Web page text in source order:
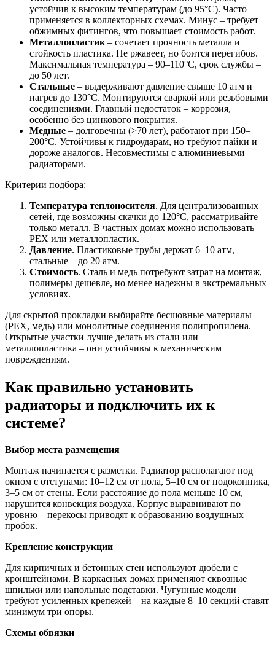
устойчив к высоким температурам (до 95°C). Часто
применяется в коллекторных схемах. Минус – требует
обжимных фитингов, что повышает стоимость работ.
Металлопластик – сочетает прочность металла и
стойкость пластика. Не ржавеет, но боится перегибов.
Максимальная температура – 90–110°C, срок службы –
до 50 лет.
Стальные – выдерживают давление свыше 10 атм и
нагрев до 130°C. Монтируются сваркой или резьбовыми
соединениями. Главный недостаток – коррозия,
особенно без цинкового покрытия.
Медные – долговечны (>70 лет), работают при 150–
200°C. Устойчивы к гидроударам, но требуют пайки и
дороже аналогов. Несовместимы с алюминиевыми
радиаторами.
Критерии подбора:
Температура теплоносителя. Для централизованных
сетей, где возможны скачки до 120°C, рассматривайте
только металл. В частных домах можно использовать
PEX или металлопластик.
Давление. Пластиковые трубы держат 6–10 атм,
стальные – до 20 атм.
Стоимость. Сталь и медь потребуют затрат на монтаж,
полимеры дешевле, но менее надежны в экстремальных
условиях.
Для скрытой прокладки выбирайте бесшовные материалы
(PEX, медь) или монолитные соединения полипропилена.
Открытые участки лучше делать из стали или
металлопластика – они устойчивы к механическим
повреждениям.
Как правильно установить
радиаторы и подключить их к
системе?
Выбор места размещения
Монтаж начинается с разметки. Радиатор располагают под
окном с отступами: 10–12 см от пола, 5–10 см от подоконника,
3–5 см от стены. Если расстояние до пола меньше 10 см,
нарушится конвекция воздуха. Корпус выравнивают по
уровню – перекосы приводят к образованию воздушных
пробок.
Крепление конструкции
Для кирпичных и бетонных стен используют дюбели с
кронштейнами. В каркасных домах применяют сквозные
шпильки или напольные подставки. Чугунные модели
требуют усиленных крепежей – на каждые 8–10 секций ставят
минимум три опоры.
Схемы обвязки